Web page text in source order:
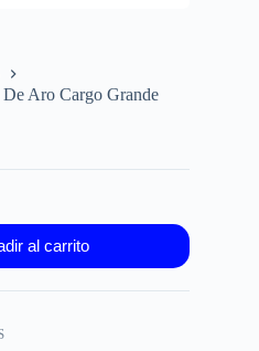
De Aro Cargo Grande
al carrito